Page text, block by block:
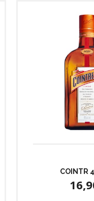
COINTR